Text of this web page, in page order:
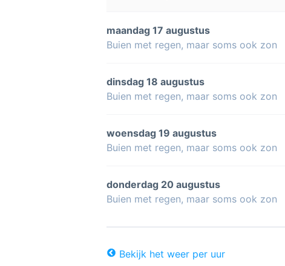
maandag 17 augustus
Buien met regen, maar soms ook zon
dinsdag 18 augustus
Buien met regen, maar soms ook zon
woensdag 19 augustus
Buien met regen, maar soms ook zon
donderdag 20 augustus
Buien met regen, maar soms ook zon
Bekijk het weer per uur